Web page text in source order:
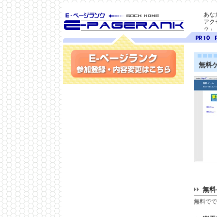
SEO対策に E-ページ
ランク
あな
アク
ク」
ランク
10
9
無料
無
無料で
参加登録(無料)・内容変更